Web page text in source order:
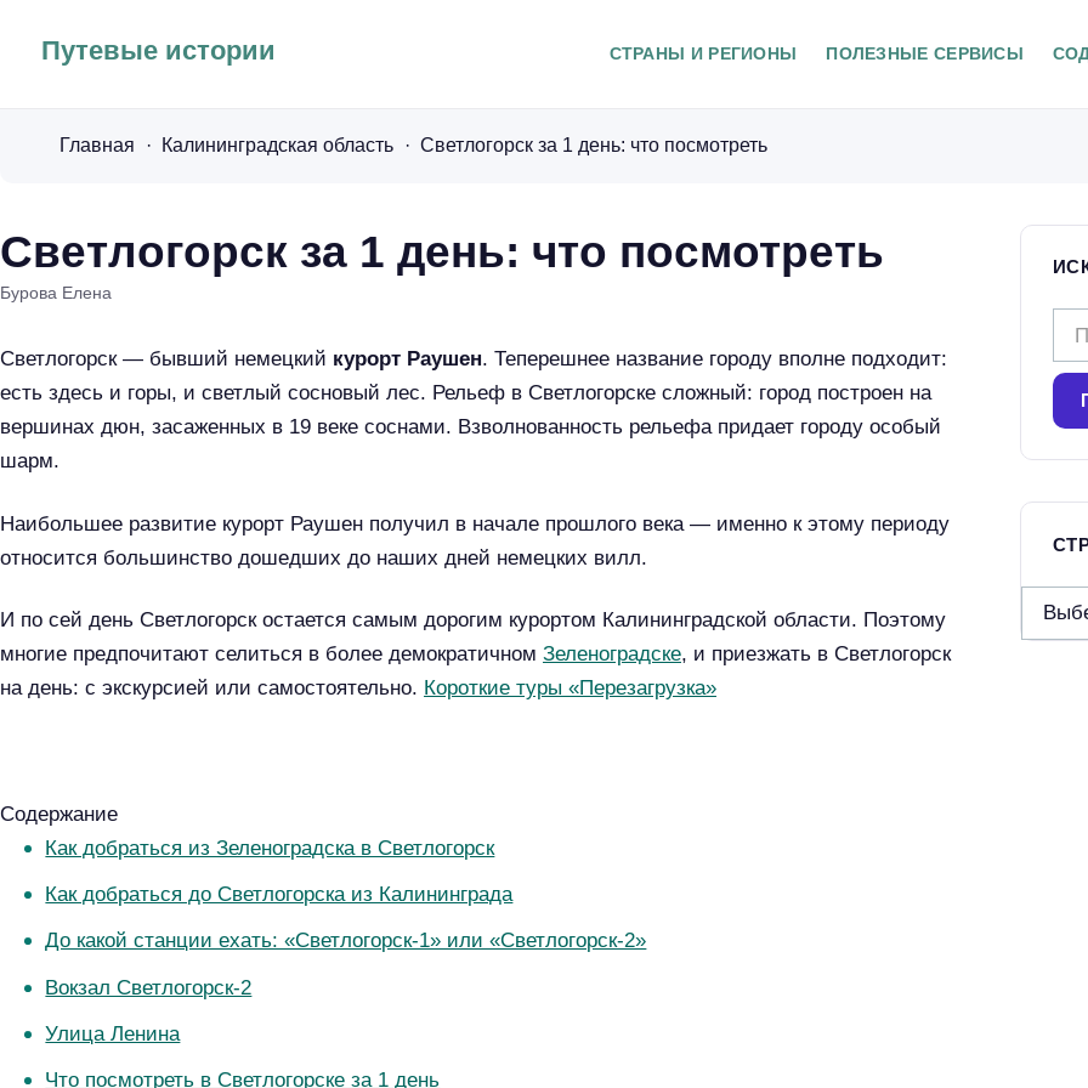
Путевые истории СТРАНЫ И РЕГИОНЫ ПОЛЕЗНЫЕ СЕРВИСЫ
Главная Калининградская область Светлогорск за 1 день: что посмотреть
Светлогорск за 1 день: что посмотреть
Бурова Елена
Светлогорск — бывший немецкий курорт Раушен. Теперешнее название городу вполне подходит:
есть здесь и горы, и светлый сосновый лес. Рельеф в Светлогорске сложный: город построен на
вершинах дюн, засаженных в 19 веке соснами. Взволнованность рельефа придает городу особый
шарм.
Наибольшее развитие курорт Раушен получил в начале прошлого века — именно к этому периоду
относится большинство дошедших до наших дней немецких вилл.
И по сей день Светлогорск остается самым дорогим курортом Калининградской области. Поэтому
многие предпочитают селиться в более демократичном Зеленоградске, и приезжать в Светлогорск
на день: с экскурсией или самостоятельно. Короткие туры «Перезагрузка»
Содержание
Как добраться из Зеленоградска в Светлогорск
Как добраться до Светлогорска из Калининграда
До какой станции ехать: «Светлогорск-1» или «Светлогорск-2»
Вокзал Светлогорск-2
Улица Ленина
Что посмотреть в Светлогорске за 1 день
а
т
и
т